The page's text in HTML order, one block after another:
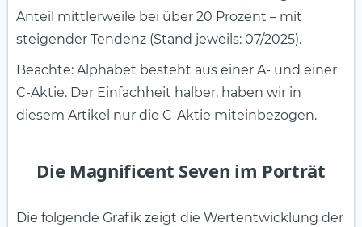
Anteil mittlerweile bei über 20 Prozent – mit
steigender Tendenz (Stand jeweils: 07/2025).
Beachte: Alphabet besteht aus einer A- und einer
C-Aktie. Der Einfachheit halber, haben wir in
diesem Artikel nur die C-Aktie miteinbezogen.
Die Magnificent Seven im Porträt
Die folgende Grafik zeigt die Wertentwicklung der